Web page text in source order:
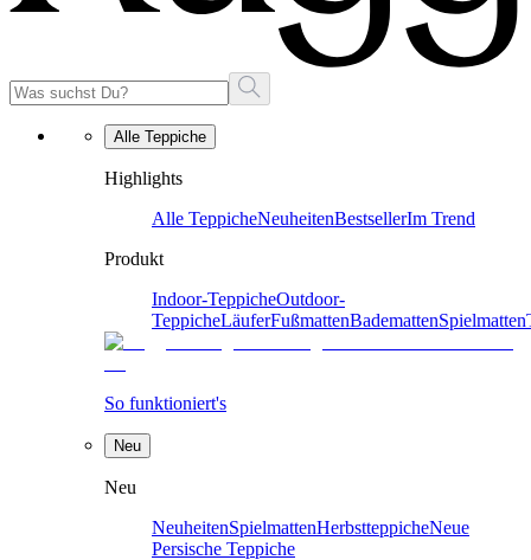
Alle Teppiche
Highlights
Alle TeppicheNeuheitenBestsellerIm Trend
Produkt
Indoor-TeppicheOutdoor-
TeppicheLäuferFußmattenBademattenSpielmatten
So funktioniert's
Neu
Neu
NeuheitenSpielmattenHerbstteppicheNeue
Persische Teppiche